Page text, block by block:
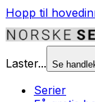
Hopp til
Laster... Se
Serier